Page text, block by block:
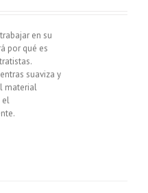
en su
por qué es
suaviza y
material
el